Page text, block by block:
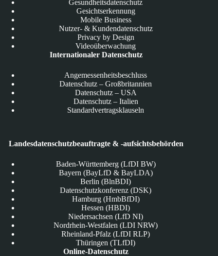
Gesundheitsdatenschutz
Gesichtserkennung
Mobile Business
Nutzer- & Kundendatenschutz
Privacy by Design
Videoüberwachung
Internationaler Datenschutz
Angemessenheitsbeschluss
Datenschutz – Großbritannien
Datenschutz – USA
Datenschutz – Italien
Standardvertragsklauseln
Landesdatenschutzbeauftragte & -aufsichtsbehörden
Baden-Württemberg (LfDI BW)
Bayern (BayLfD & BayLDA)
Berlin (BlnBDI)
Datenschutzkonferenz (DSK)
Hamburg (HmbBfDI)
Hessen (HBDI)
Niedersachsen (LfD NI)
Nordrhein-Westfalen (LDI NRW)
Rheinland-Pfalz (LfDI RLP)
Thüringen (TLfDI)
Online-Datenschutz